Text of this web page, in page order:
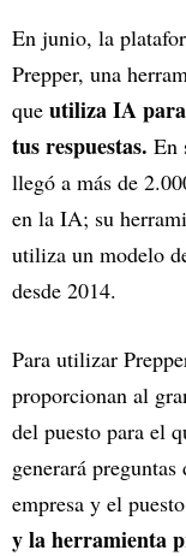
En junio, la
Prepper, una
que utiliza IA
tus respuestas. En
llegó a más de
en la IA; su
utiliza un modelo
desde 2014.
Para utilizar
proporcionan al
del puesto para el
generará
empresa y el
y la herramienta